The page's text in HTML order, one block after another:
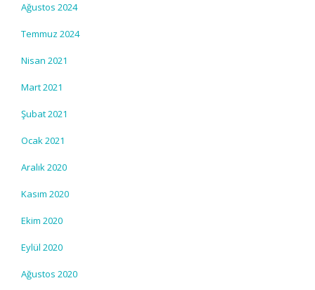
Ağustos 2024
Temmuz 2024
Nisan 2021
Mart 2021
Şubat 2021
Ocak 2021
Aralık 2020
Kasım 2020
Ekim 2020
Eylül 2020
Ağustos 2020